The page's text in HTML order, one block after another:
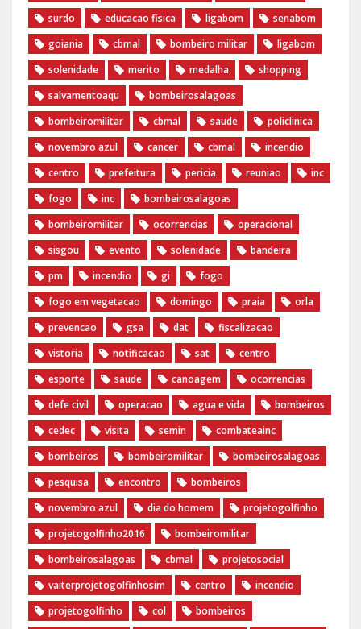
surdo
educacao fisica ligabom
senabom
goiania
cbmal bombeiro militar
ligabom
solenidade
merito medalha
shopping
salvamentoaqu
bombeirosalagoas
bombeiromilitar
cbmal saude
policlinica
novembro azul
cancer cbmal
incendio
centro
prefeitura pericia reuniao
inc
fogo
inc
bombeirosalagoas
bombeiromilitar
ocorrencias
operacional
sisgou
evento solenidade
bandeira
pm
incendio gi
fogo
fogo em vegetacao
domingo praia
orla
prevencao
gsa dat
fiscalizacao
vistoria
notificacao sat
centro
esporte
saude canoagem
ocorrencias
defe civil
operacao agua e vida
bombeiros
cedec
visita semin
combateainc
bombeiros
bombeiromilitar
bombeirosalagoas
pesquisa
encontro
bombeiros
novembro azul
dia do homem
‪projetogolfinho‬
‎projetogolfinho2016
‎bombeiromilitar‬
‎bombeirosalagoas‬
‎cbmal‬
‎projetosocial‬‪
vaiterprojetogolfinhosim‬
centro
incendio
projetogolfinho
col
bombeiros